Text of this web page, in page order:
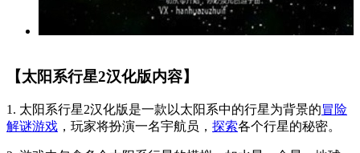
【太阳系行星2汉化版内容】
1. 太阳系行星2汉化版是一款以太阳系中的行星为背景的冒险
解谜游戏 ，玩家将扮演一名宇航员， 探索各个行星的秘密。